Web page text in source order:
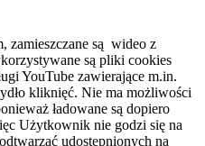
zamieszczane są wideo z
są pliki cookies
YouTube zawierające m.in.
kliknięć. Nie ma możliwości
ładowane są dopiero
Użytkownik nie godzi się na
udostępnionych na